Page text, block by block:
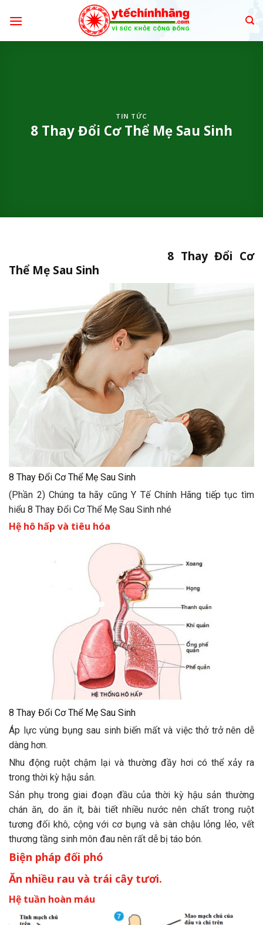
TIN TỨC
8 Thay Đổi Cơ Thể Mẹ Sau Sinh
8 Thay Đổi Cơ
Thể Mẹ Sau Sinh
8 Thay Đổi Cơ Thể Mẹ Sau Sinh
(Phần 2) Chúng ta hãy cũng Y Tế Chính Hãng tiếp tục tìm
hiểu 8 Thay Đổi Cơ Thể Mẹ Sau Sinh nhé
Hệ hô hấp và tiêu hóa
8 Thay Đổi Cơ Thể Mẹ Sau Sinh
Áp lực vùng bụng sau sinh biến mất và việc thở trở nên dễ
dàng hơn.
Nhu động ruột chậm lại và thường đầy hơi có thể xảy ra
trong thời kỳ hậu sản.
Sản phụ trong giai đoạn đầu của thời kỳ hậu sản thường
chán ăn, do ăn ít, bài tiết nhiều nước nên chất trong ruột
tương đối khô, cộng với cơ bụng và sàn chậu lỏng lẻo, vết
thương tầng sinh môn đau nên rất dễ bị táo bón.
Biện pháp đối phó
Ăn nhiều rau và trái cây tươi.
Hệ tuần hoàn máu